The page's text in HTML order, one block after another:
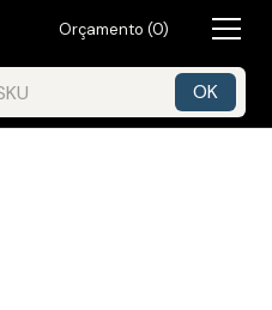
Orçamento (0)